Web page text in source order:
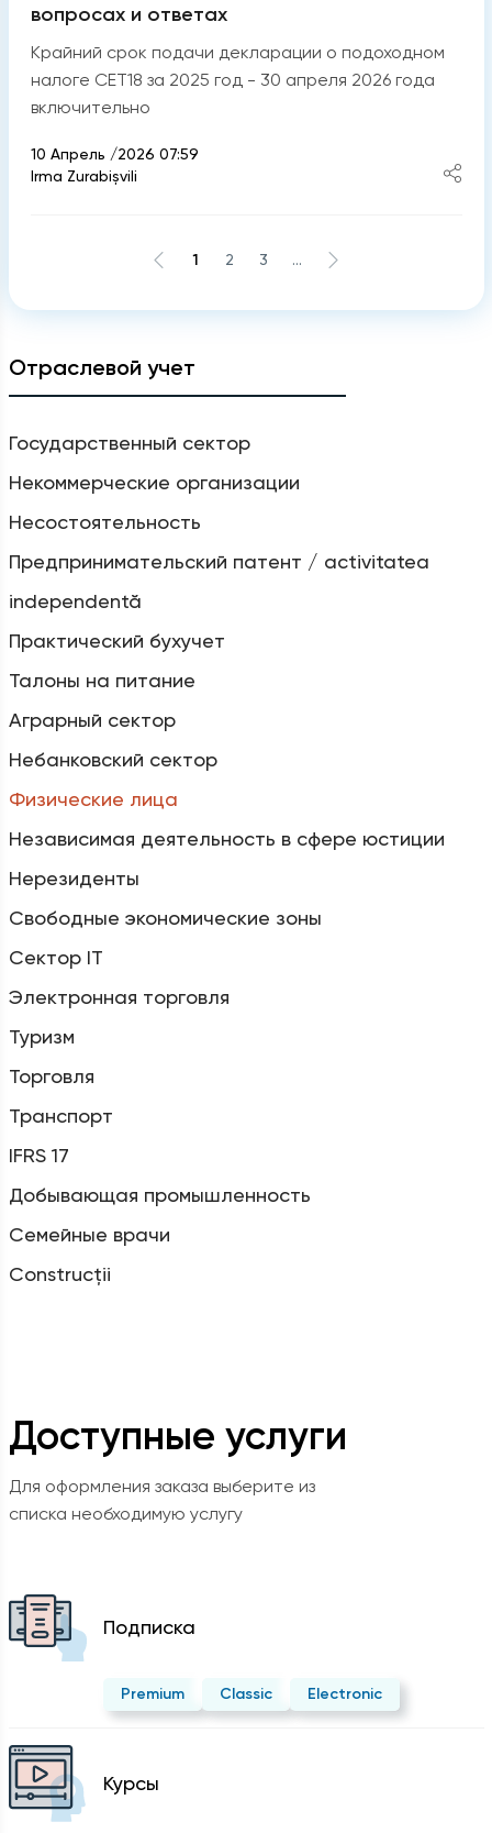
Отраслевой учет
Государственный сектор
Некоммерческие организации
Несостоятельность
Предпринимательский патент / activitatea
independentă
Практический бухучет
Талоны на питание
Аграрный сектор
Небанковский сектор
Физические лица
Независимая деятельность в сфере юстиции
Нерезиденты
Свободные экономические зоны
Сектор IT
Электронная торговля
Туризм
Торговля
Транспорт
IFRS 17
Добывающая промышленность
Семейные врачи
Construcții
Доступные услуги
Для оформления заказа выберите из
списка необходимую услугу
Подписка
Premium Classic Electronic
Курсы
вопросах и ответах
Крайний срок подачи декларации о подоходном
налоге CET18 за 2025 год - 30 апреля 2026 года
включительно
10 Апрель /2026 07:59
Irma Zurabișvili
1 2 3 ...